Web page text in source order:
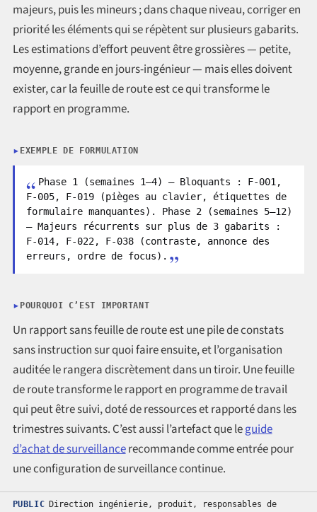
majeurs, puis les mineurs ; dans chaque niveau, corriger en
priorité les éléments qui se répètent sur plusieurs gabarits.
Les estimations d’effort peuvent être grossières — petite,
moyenne, grande en jours-ingénieur — mais elles doivent
exister, car la feuille de route est ce qui transforme le
rapport en programme.
EXEMPLE DE FORMULATION
Phase 1 (semaines 1–4) — Bloquants : F-001,
F-005, F-019 (pièges au clavier, étiquettes de
formulaire manquantes). Phase 2 (semaines 5–12)
— Majeurs récurrents sur plus de 3 gabarits :
F-014, F-022, F-038 (contraste, annonce des
erreurs, ordre de focus).
POURQUOI C’EST IMPORTANT
Un rapport sans feuille de route est une pile de constats
sans instruction sur quoi faire ensuite, et l’organisation
auditée le rangera discrètement dans un tiroir. Une feuille
de route transforme le rapport en programme de travail
qui peut être suivi, doté de ressources et rapporté dans les
trimestres suivants. C’est aussi l’artefact que leguide
d’achat de surveillancerecommande comme entrée pour
une configuration de surveillance continue.
PUBLIC Direction ingénierie, produit, responsables de